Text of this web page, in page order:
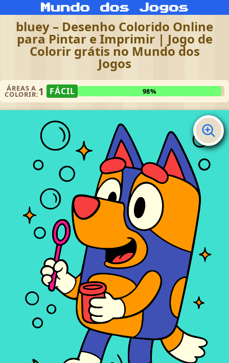
bluey – Desenho Colorido Online
para Pintar e Imprimir | Jogo de
Colorir grátis no Mundo dos
Jogos
ÁREAS A
COLORIR:1 FÁCIL 98%